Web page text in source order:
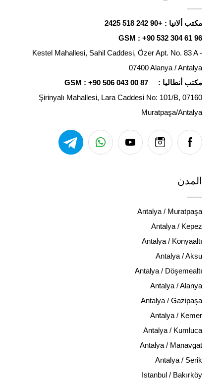
مكتب ألانيا : +90 242 518 2425
GSM : +90 532 304 61 96
Kestel Mahallesi, Sahil Caddesi, Özer Apt. No. 83 A -
07400 Alanya / Antalya
مكتب أنطاليا :
GSM : +90 506 043 00 87
Şirinyalı Mahallesi, Lara Caddesi No: 101/B, 07160
Muratpaşa/Antalya
المدن
Antalya / Muratpaşa
Antalya / Kepez
Antalya / Konyaaltı
Antalya / Aksu
Antalya / Döşemealtı
Antalya / Alanya
Antalya / Gazipaşa
Antalya / Kemer
Antalya / Kumluca
Antalya / Manavgat
Antalya / Serik
Istanbul / Bakırköy